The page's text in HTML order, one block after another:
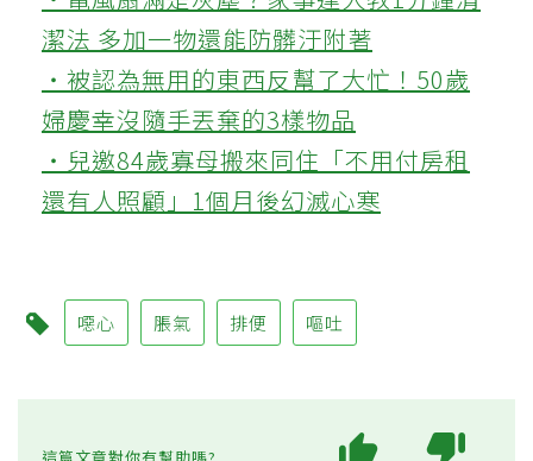
潔法 多加一物還能防髒汙附著
‧被認為無用的東西反幫了大忙！50歲
婦慶幸沒隨手丟棄的3樣物品
‧兒邀84歲寡母搬來同住「不用付房租
還有人照顧」1個月後幻滅心寒
噁心 脹氣 排便 嘔吐
這篇文章對你有幫助嗎?